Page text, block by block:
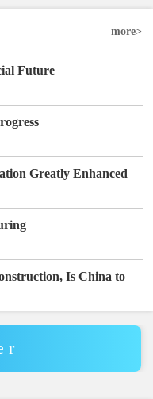
more>
Future
Greatly Enhanced
Is China to